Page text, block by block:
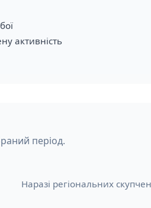
активність
період.
Наразі регіональних